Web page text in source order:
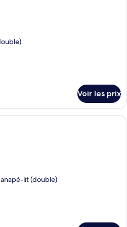
Voir les prix
Un salon moderne avec un canapé
lit (double)